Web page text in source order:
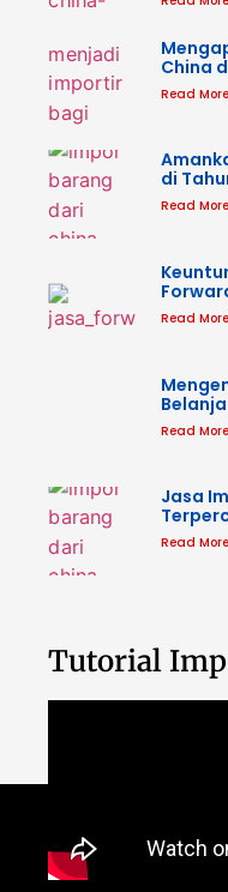
China
Read
di
Read
Read
Read
Jasa
Read
Tutorial